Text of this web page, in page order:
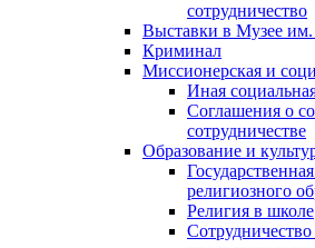
сотрудничество
Выставки в Музее
Криминал
Миссионерская и
Иная
Соглашения о
сотрудничестве
Образование и
религиозного
Религия в школе